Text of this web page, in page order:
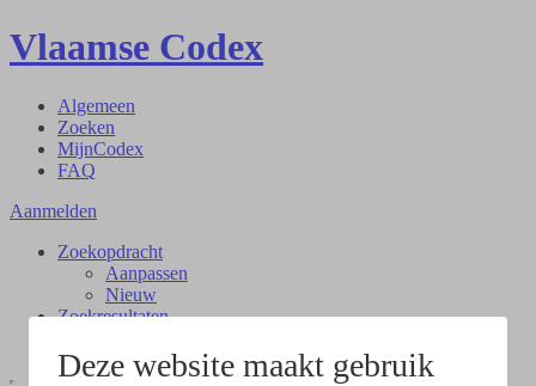
Deze website maakt gebruik
Vlaamse Codex
Algemeen
Zoeken
MijnCodex
FAQ
Aanmelden
Zoekopdracht
Aanpassen
Nieuw
Zoekresultaten